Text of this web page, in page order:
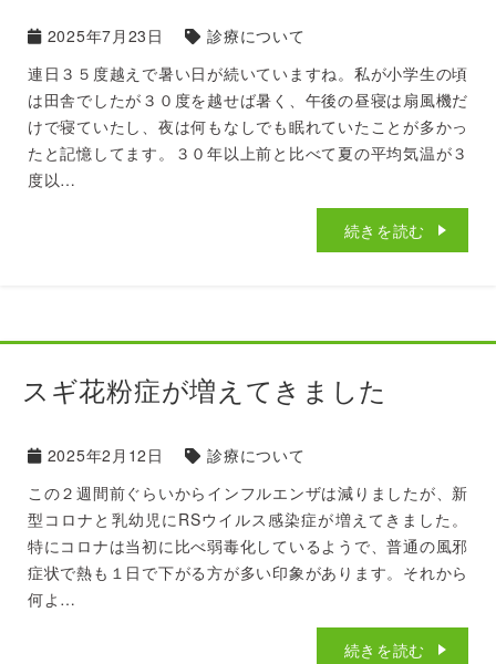
2025年7月23日
診療について
連日３５度越えで暑い日が続いていますね。私が小学生の頃
は田舎でしたが３０度を越せば暑く、午後の昼寝は扇風機だ
けで寝ていたし、夜は何もなしでも眠れていたことが多かっ
たと記憶してます。３０年以上前と比べて夏の平均気温が３
度以…
続きを読む
スギ花粉症が増えてきました
2025年2月12日
診療について
この２週間前ぐらいからインフルエンザは減りましたが、新
型コロナと乳幼児にRSウイルス感染症が増えてきました。
特にコロナは当初に比べ弱毒化しているようで、普通の風邪
症状で熱も１日で下がる方が多い印象があります。それから
何よ…
続きを読む